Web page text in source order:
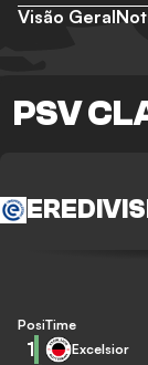
Visão Geral
PSV
Posição
Time
1 Excelsior